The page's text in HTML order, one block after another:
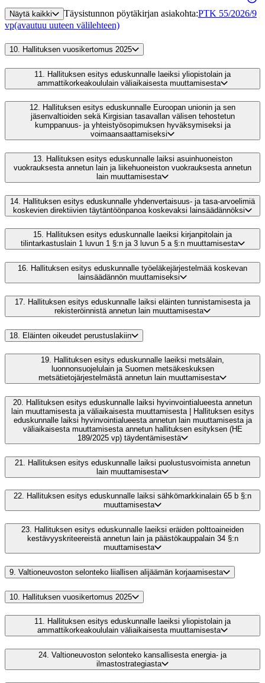
Näytä kaikki Täysistunnon pöytäkirjan asiakohta:PTK 55/2026/9
vp(avautuu uuteen välilehteen)
10. Hallituksen vuosikertomus 2025
11.
Hallituksen esitys eduskunnalle laeiksi yliopistolain ja
ammattikorkeakoululain väliaikaisesta muuttamisesta
12. Hallituksen esitys eduskunnalle Euroopan unionin ja sen
jäsenvaltioiden sekä Kirgisian tasavallan välisen tehostetun
kumppanuus- ja yhteistyösopimuksen hyväksymiseksi ja
voimaansaattamiseksi
13.
Hallituksen esitys eduskunnalle laiksi asuinhuoneiston
vuokrauksesta annetun lain ja liikehuoneiston vuokrauksesta annetun
lain muuttamisesta
14. Hallituksen esitys eduskunnalle yhdenvertaisuus- ja tasa-arvoelimiä
koskevien direktiivien täytäntöönpanoa koskevaksi lainsäädännöksi
15. Hallituksen esitys eduskunnalle laeiksi kirjanpitolain ja
tilintarkastuslain 1 luvun 1 §:n ja 3 luvun 5 a §:n muuttamisesta
16. Hallituksen esitys eduskunnalle työeläkejärjestelmää koskevan
lainsäädännön muuttamiseksi
17.
Hallituksen esitys eduskunnalle laiksi eläinten tunnistamisesta ja
rekisteröinnistä annetun lain muuttamisesta
18. Eläinten oikeudet perustuslakiin
19. Hallituksen esitys eduskunnalle laeiksi metsälain,
luonnonsuojelulain ja Suomen metsäkeskuksen
metsätietojärjestelmästä annetun lain muuttamisesta
20.
Hallituksen esitys eduskunnalle laiksi hyvinvointialueesta annetun
lain muuttamisesta ja väliaikaisesta muuttamisesta | Hallituksen esitys
eduskunnalle laiksi hyvinvointialueesta annetun lain muuttamisesta ja
väliaikaisesta muuttamisesta annetun hallituksen esityksen (HE
189/2025 vp) täydentämisestä
21.
Hallituksen esitys eduskunnalle laiksi puolustusvoimista annetun
lain muuttamisesta
22. Hallituksen esitys eduskunnalle laiksi sähkömarkkinalain 65 b §:n
muuttamisesta
23. Hallituksen esitys eduskunnalle laeiksi eräiden polttoaineiden
kestävyyskriteereistä annetun lain ja päästökauppalain 34 §:n
muuttamisesta
9. Valtioneuvoston selonteko liiallisen alijäämän korjaamisesta
10. Hallituksen vuosikertomus 2025
11. Hallituksen esitys eduskunnalle laeiksi yliopistolain ja
ammattikorkeakoululain väliaikaisesta muuttamisesta
24. Valtioneuvoston selonteko kansallisesta energia- ja
ilmastostrategiasta